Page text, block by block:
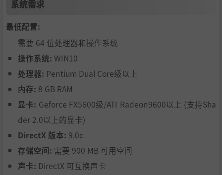
系统需求
最低配置:
需要 64 位处理器和操作系统
操作系统: WIN10
处理器: Pentium Dual Core级以上
内存: 8 GB RAM
显卡: Geforce FX5600级/ATI Radeon9600以上 (支持Sha
der 2.0以上的显卡)
DirectX 版本: 9.0c
存储空间: 需要 900 MB 可用空间
声卡: DirectX 可互换声卡